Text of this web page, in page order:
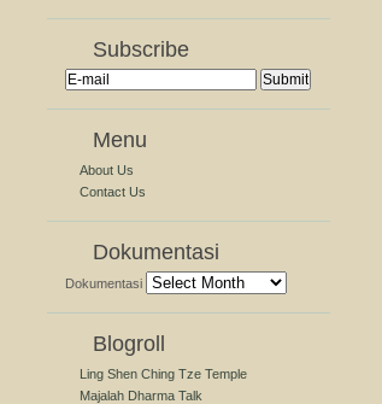
Subscribe
Menu
About Us
Contact Us
Dokumentasi
Dokumentasi
Blogroll
Ling Shen Ching Tze Temple
Majalah Dharma Talk